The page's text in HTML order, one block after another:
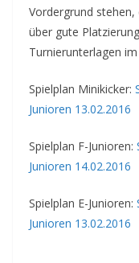
Vordergrund
über gute
Turnierunterlagen
Spielplan Minikicker:
Junioren 13.02.2016
Spielplan F-Junioren:
Junioren 14.02.2016
Spielplan E-Junioren:
Junioren 13.02.2016